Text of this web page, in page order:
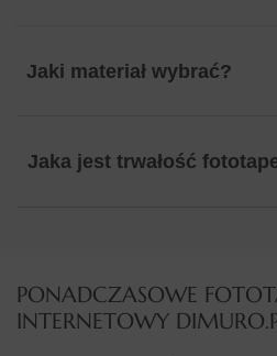
Jaki materiał wybrać?
Jaka jest trwałość
PONADCZASOWE
INTERNETOWY